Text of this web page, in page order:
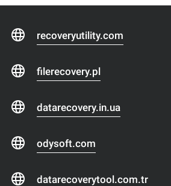
recoveryutility.com
filerecovery.pl
datarecovery.in.ua
odysoft.com
datarecoverytool.com.tr